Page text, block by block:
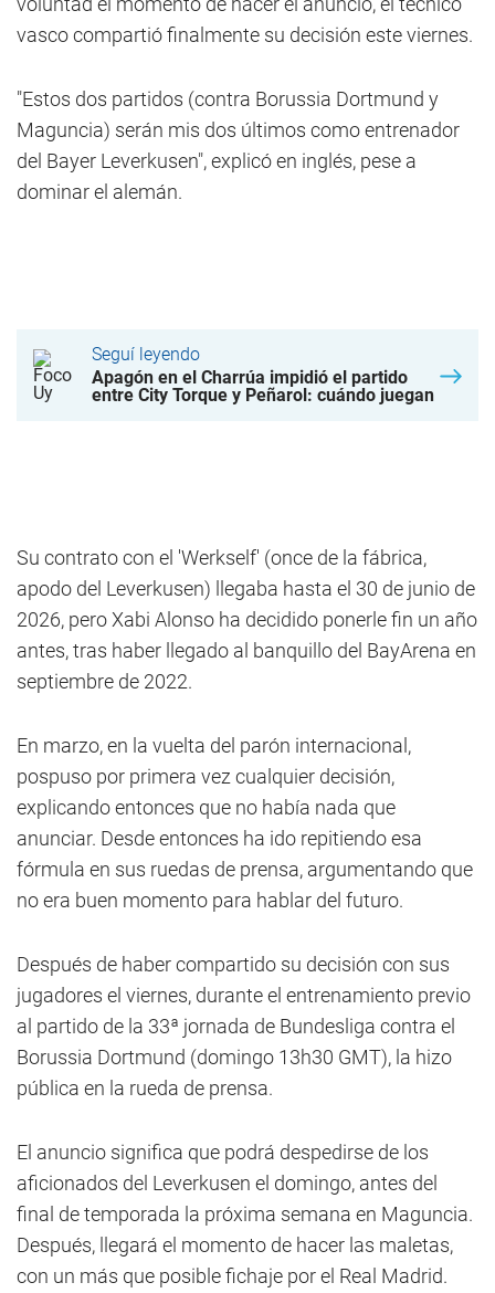
vasco compartió finalmente su decisión este viernes.
"Estos dos partidos (contra Borussia Dortmund y
Maguncia) serán mis dos últimos como entrenador
del Bayer Leverkusen", explicó en inglés, pese a
dominar el alemán.
Seguí leyendo
Apagón en el Charrúa impidió el partido
entre City Torque y Peñarol: cuándo juegan
Su contrato con el 'Werkself' (once de la fábrica,
apodo del Leverkusen) llegaba hasta el 30 de junio de
2026, pero Xabi Alonso ha decidido ponerle fin un año
antes, tras haber llegado al banquillo del BayArena en
septiembre de 2022.
En marzo, en la vuelta del parón internacional,
pospuso por primera vez cualquier decisión,
explicando entonces que no había nada que
anunciar. Desde entonces ha ido repitiendo esa
fórmula en sus ruedas de prensa, argumentando que
no era buen momento para hablar del futuro.
Después de haber compartido su decisión con sus
jugadores el viernes, durante el entrenamiento previo
al partido de la 33ª jornada de Bundesliga contra el
Borussia Dortmund (domingo 13h30 GMT), la hizo
pública en la rueda de prensa.
El anuncio significa que podrá despedirse de los
aficionados del Leverkusen el domingo, antes del
final de temporada la próxima semana en Maguncia.
Después, llegará el momento de hacer las maletas,
con un más que posible fichaje por el Real Madrid.